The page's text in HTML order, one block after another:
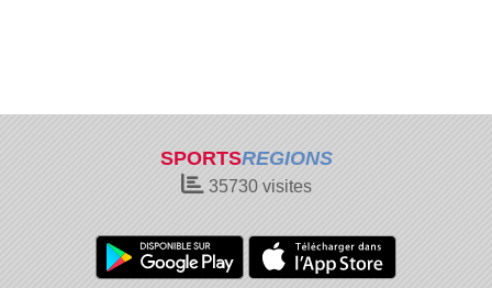
SPORTSREGIONS
35730visites